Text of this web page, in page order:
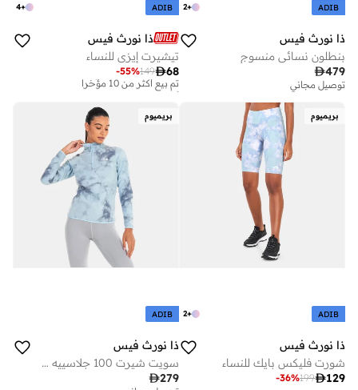
+
2 ADIB
ذا نورث فيس
بنطلون نسائي منسوج
479
توصيل مجاني
+
4 ADIB
ذا نورث فيس
تيشيرت إيزي للنساء
68
149
-55%
أفضل سعر لهذا العام
تم بيع أكثر من 10 مؤخرا
أفضل سعر لهذا العام
بريميوم
+
2 ADIB
ذا نورث فيس
شورت فليكس بايك للنساء
129
199
-36%
بريميوم
ADIB
ذا نورث فيس
سويت شيرت 100 جلاسييه 1/4 سحاب فليس للنساء
279